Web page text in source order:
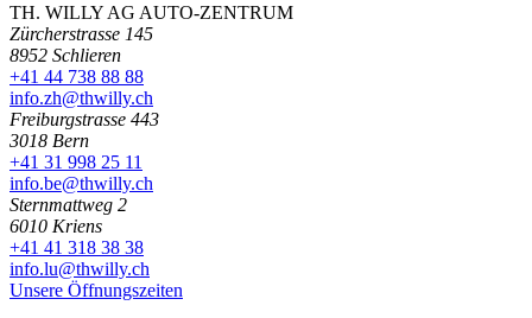
TH. WILLY AG AUTO-ZENTRUM
Zürcherstrasse 145
8952 Schlieren
+41 44 738 88 88
info.zh@thwilly.ch
Freiburgstrasse 443
3018 Bern
+41 31 998 25 11
info.be@thwilly.ch
Sternmattweg 2
6010 Kriens
+41 41 318 38 38
info.lu@thwilly.ch
Unsere Öffnungszeiten